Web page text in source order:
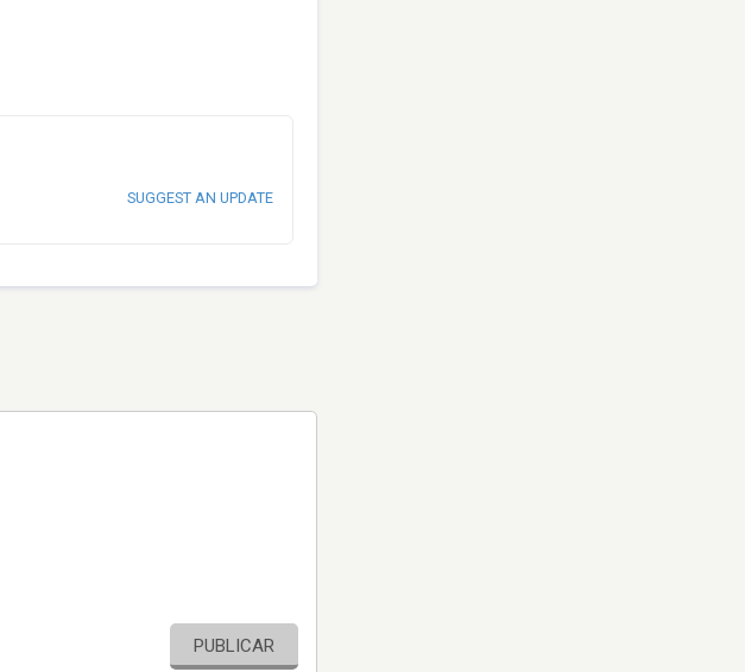
SUGGEST AN UPDATE
PUBLICAR